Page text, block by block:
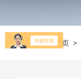
当前位置： 首页 >